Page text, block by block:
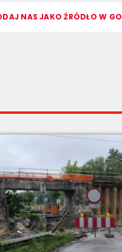
NAS JAKO ŹRÓDŁO W